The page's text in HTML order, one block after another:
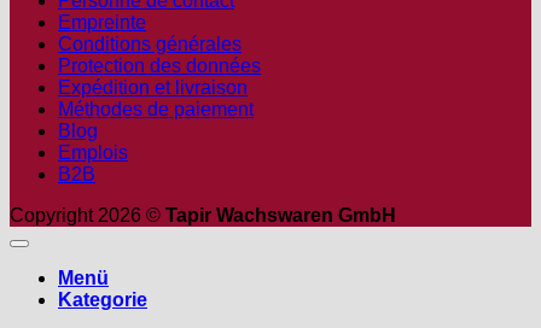
Empreinte
Conditions générales
Protection des données
Expédition et livraison
Méthodes de paiement
Blog
Emplois
B2B
Copyright 2026 © Tapir Wachswaren GmbH
Menü
Kategorie